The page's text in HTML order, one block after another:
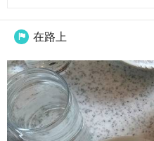
 在路上